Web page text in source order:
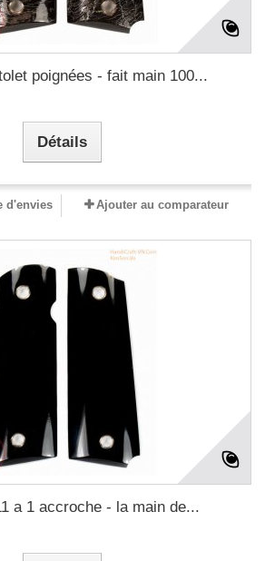
poignées - fait main 100...
Détails
d'envies Ajouter au comparateur
a 1 accroche - la main de...